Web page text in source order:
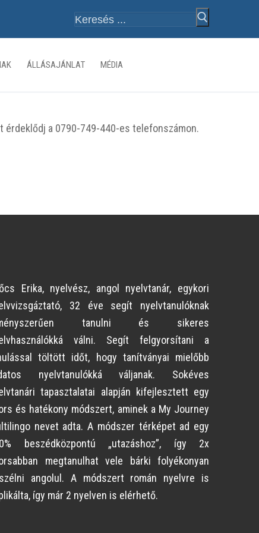
Keresése:
ÁLLÁSAJÁNLAT MÉDIA
érdeklődj a 0790-749-440-es telefonszámon.
Erika, nyelvész, angol nyelvtanár, egykori
32 éve segít nyelvtanulóknak
tanulni és sikeres
válni. Segít felgyorsítani a
töltött időt, hogy tanítványai mielőbb
nyelvtanulókká váljanak. Sokéves
tapasztalatai alapján kifejlesztett egy
és hatékony módszert, aminek a My Journey
nevet adta. A módszer térképet ad egy
beszédközpontú „utazáshoz”, így 2x
megtanulhat vele bárki folyékonyan
angolul. A módszert román nyelvre is
így már 2 nyelven is elérhető.